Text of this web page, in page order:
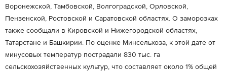
Воронежской, Тамбовской, Волгоградской, Орловской,
Пензенской, Ростовской и Саратовской областях. О заморозках
также сообщали в Кировской и Нижегородской областях,
Татарстане и Башкирии. По оценке Минсельхоза, к этой дате от
минусовых температур пострадали 830 тыс. га
сельскохозяйственных культур, что составляет около 1% общей